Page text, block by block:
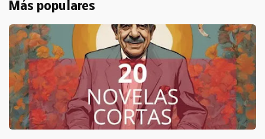
Más populares